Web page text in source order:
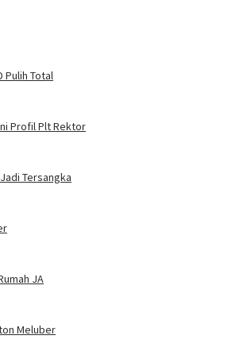
Pulih Total
Profil Plt Rektor
Tersangka
JA
Meluber